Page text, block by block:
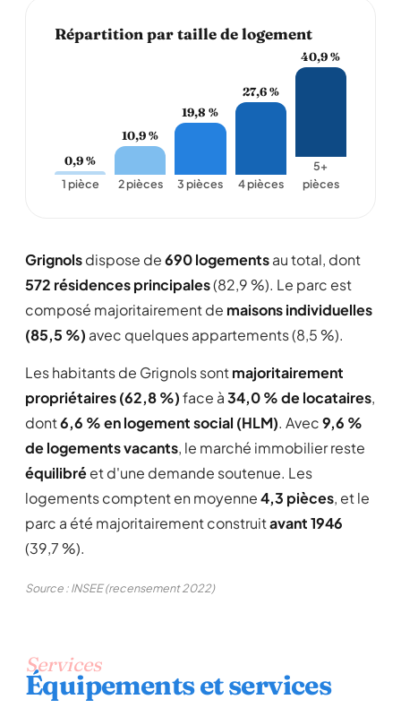
Répartition par taille de logement
0,9 %
1 pièce
10,9 %
2 pièces
19,8 %
3 pièces
27,6 %
4 pièces
40,9 %
5+
pièces
Grignolsdispose de690 logementsau total, dont
572 résidences principales(82,9 %). Le parc est
composé majoritairement de maisons individuelles
(85,5 %) avec quelques appartements (8,5 %).
Les habitants de Grignols sontmajoritairement
propriétaires (62,8 %)face à34,0 % de locataires,
dont6,6 % en logement social (HLM). Avec9,6 %
de logements vacants, le marché immobilier reste
équilibréet d'une demande soutenue. Les
logements comptent en moyenne4,3 pièces, et le
parc a été majoritairement construitavant 1946
(39,7 %).
Source : INSEE (recensement 2022)
Services
Équipements et services